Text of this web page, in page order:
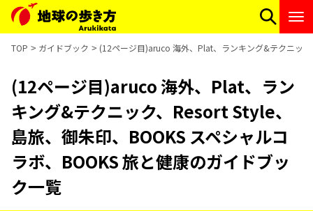
TOP ガイドブック (12ページ目)aruco 海外、Plat、ランキング&テクニッ
(12ページ目)aruco 海外、Plat、ラン
キング&テクニック、Resort Style、
島旅、御朱印、BOOKS スペシャルコ
ラボ、BOOKS 旅と健康のガイドブッ
ク一覧